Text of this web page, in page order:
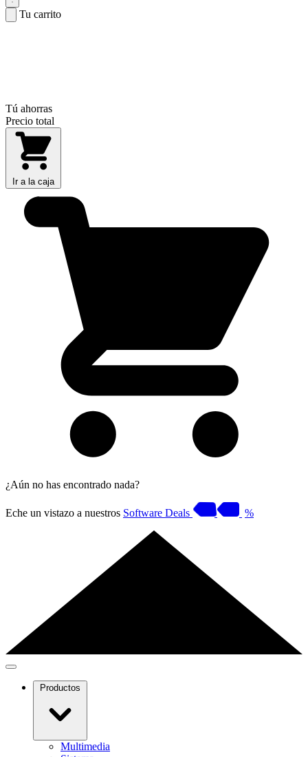
Tu carrito
Tú ahorras
Precio total
Ir a la caja
¿Aún no has encontrado nada?
Eche un vistazo a nuestros Software Deals %
Productos
Multimedia